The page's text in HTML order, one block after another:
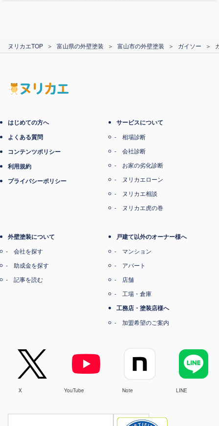
カード支払い
ヌリカエTOP ＞ 富山県の外壁塗装 ＞ 富山市の外壁塗装 ＞ ガイソー ＞
はじめての方へ
よくある質問
コンテンツポリシー
利用規約
プライバシーポリシー
サービスについて
相場診断
会社診断
お家の劣化診断
ヌリカエローン
ヌリカエ相談
ヌリカエ虎の巻
外壁塗装について
会社を探す
助成金を探す
記事を読む
戸建て以外のオーナー様へ
マンション
アパート
店舗
工場・倉庫
工務店・塗装店様へ
加盟希望のご案内
X YouTube Note LINE